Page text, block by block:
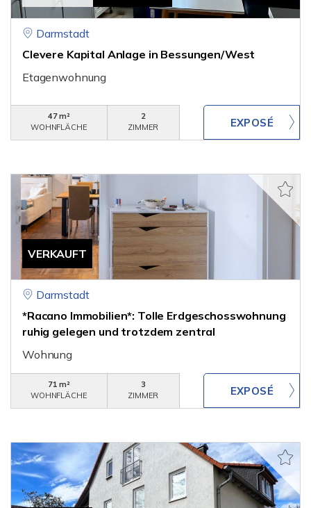
Darmstadt
Clevere Kapital Anlage in Bessungen/West
Etagenwohnung
47 m²
WOHNFLÄCHE
2
ZIMMER
VERKAUFT
Darmstadt
*Racano Immobilien*: Tolle Erdgeschosswohnung
ruhig gelegen und trotzdem zentral
Wohnung
71 m²
WOHNFLÄCHE
3
ZIMMER